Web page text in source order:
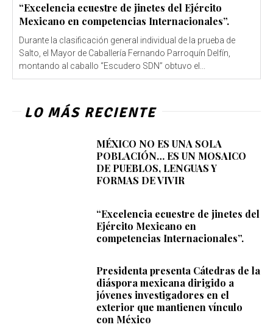
“Excelencia ecuestre de jinetes del Ejército
Mexicano en competencias Internacionales”.
Durante la clasificación general individual de la prueba de
Salto, el Mayor de Caballería Fernando Parroquín Delfín,
montando al caballo “Escudero SDN” obtuvo el...
LO MÁS RECIENTE
MÉXICO NO ES UNA SOLA
POBLACIÓN… ES UN MOSAICO
DE PUEBLOS, LENGUAS Y
FORMAS DE VIVIR
“Excelencia ecuestre de jinetes del
Ejército Mexicano en
competencias Internacionales”.
Presidenta presenta Cátedras de la
diáspora mexicana dirigido a
jóvenes investigadores en el
exterior que mantienen vínculo
con México